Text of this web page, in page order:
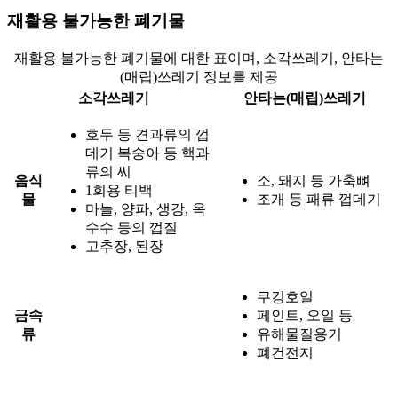
재활용 불가능한 폐기물
재활용 불가능한 폐기물에 대한 표이며, 소각쓰레기, 안타는
(매립)쓰레기 정보를 제공
소각쓰레기
안타는(매립)쓰레기
음식
물
호두 등 견과류의 껍
데기 복숭아 등 핵과
류의 씨
1회용 티백
마늘, 양파, 생강, 옥
수수 등의 껍질
고추장, 된장
소, 돼지 등 가축뼈
조개 등 패류 껍데기
금속
류
쿠킹호일
페인트, 오일 등
유해물질용기
폐건전지